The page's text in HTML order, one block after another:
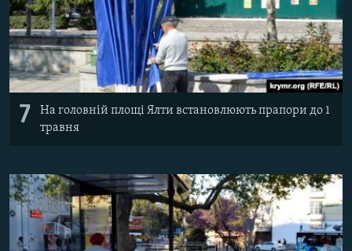
7
На головній площі Ялти встановлюють прапори до 1
травня